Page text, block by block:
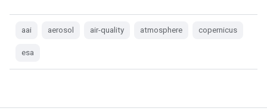
aai aerosol air-quality atmosphere copernicus
esa